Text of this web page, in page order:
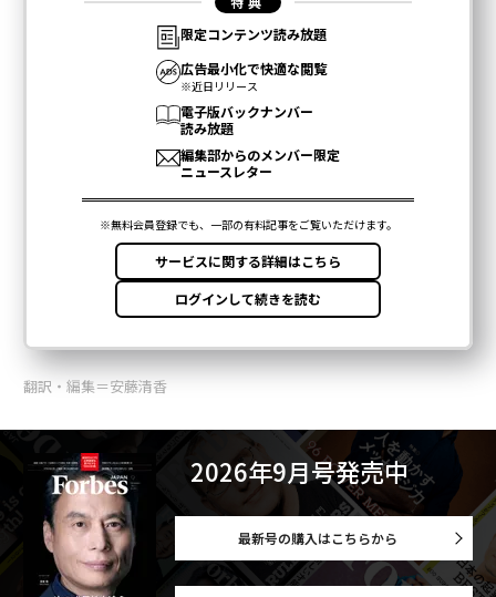
翻訳・編集＝安藤清香
2026年9月号発売中
最新号の購入はこちらから